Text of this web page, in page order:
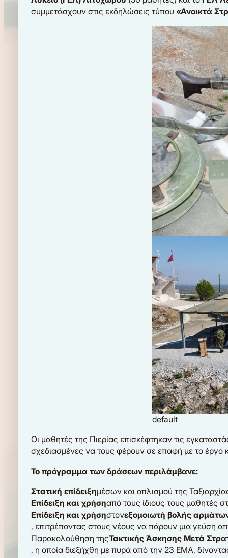
συμμετάσχουν στις εκδηλώσεις τύπου «Ανοικτά
default
Οι μαθητές της Πιερίας επισκέφτηκαν τις
σχεδιασμένες να τους φέρουν σε επαφή με το
Το πρόγραμμα των δράσεων περιλάμβανε:
Στατική επίδειξημέσων και οπλισμού της
Επίδειξη και χρήσηαπό τους ίδιους τους μαθητές
Επίδειξη και χρήσηστονεξομοιωτή βολής
, επιτρέποντας στους νέους να πάρουν μια γεύση
Παρακολούθηση τηςΤακτικής Άσκησης Μετά
, η οποία διεξήχθη με πυρά από την 23 ΕΜΑ,